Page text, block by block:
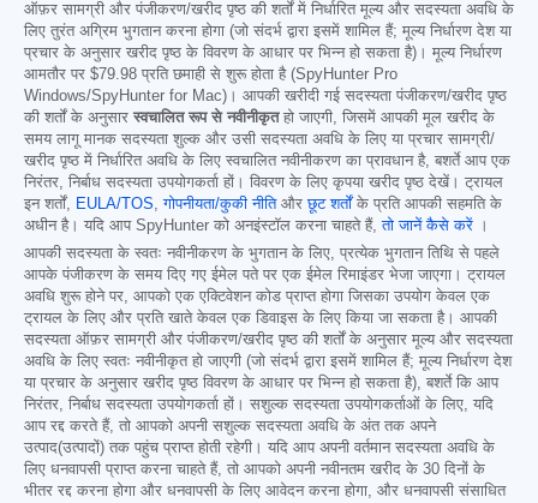
ऑफ़र सामग्री और पंजीकरण/खरीद पृष्ठ की शर्तों में निर्धारित मूल्य और सदस्यता अवधि के
लिए तुरंत अग्रिम भुगतान करना होगा (जो संदर्भ द्वारा इसमें शामिल हैं; मूल्य निर्धारण देश या
प्रचार के अनुसार खरीद पृष्ठ के विवरण के आधार पर भिन्न हो सकता है)। मूल्य निर्धारण
आमतौर पर $79.98 प्रति छमाही से शुरू होता है (SpyHunter Pro
Windows/SpyHunter for Mac)। आपकी खरीदी गई सदस्यता पंजीकरण/खरीद पृष्ठ
की शर्तों के अनुसार स्वचालित रूप से नवीनीकृतहो जाएगी, जिसमें आपकी मूल खरीद के
समय लागू मानक सदस्यता शुल्क और उसी सदस्यता अवधि के लिए या प्रचार सामग्री/
खरीद पृष्ठ में निर्धारित अवधि के लिए स्वचालित नवीनीकरण का प्रावधान है, बशर्ते आप एक
निरंतर, निर्बाध सदस्यता उपयोगकर्ता हों। विवरण के लिए कृपया खरीद पृष्ठ देखें। ट्रायल
इन शर्तों, EULA/TOS,गोपनीयता/कुकी नीतिऔरछूट शर्तोंके प्रति आपकी सहमति के
अधीन है। यदि आप SpyHunter को अनइंस्टॉल करना चाहते हैं,तो जानें कैसे करें ।
आपकी सदस्यता के स्वतः नवीनीकरण के भुगतान के लिए, प्रत्येक भुगतान तिथि से पहले
आपके पंजीकरण के समय दिए गए ईमेल पते पर एक ईमेल रिमाइंडर भेजा जाएगा। ट्रायल
अवधि शुरू होने पर, आपको एक एक्टिवेशन कोड प्राप्त होगा जिसका उपयोग केवल एक
ट्रायल के लिए और प्रति खाते केवल एक डिवाइस के लिए किया जा सकता है। आपकी
सदस्यता ऑफ़र सामग्री और पंजीकरण/खरीद पृष्ठ की शर्तों के अनुसार मूल्य और सदस्यता
अवधि के लिए स्वतः नवीनीकृत हो जाएगी (जो संदर्भ द्वारा इसमें शामिल हैं; मूल्य निर्धारण देश
या प्रचार के अनुसार खरीद पृष्ठ विवरण के आधार पर भिन्न हो सकता है), बशर्ते कि आप
निरंतर, निर्बाध सदस्यता उपयोगकर्ता हों। सशुल्क सदस्यता उपयोगकर्ताओं के लिए, यदि
आप रद्द करते हैं, तो आपको अपनी सशुल्क सदस्यता अवधि के अंत तक अपने
उत्पाद(उत्पादों) तक पहुंच प्राप्त होती रहेगी। यदि आप अपनी वर्तमान सदस्यता अवधि के
लिए धनवापसी प्राप्त करना चाहते हैं, तो आपको अपनी नवीनतम खरीद के 30 दिनों के
भीतर रद्द करना होगा और धनवापसी के लिए आवेदन करना होगा, और धनवापसी संसाधित